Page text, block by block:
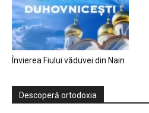
Învierea Fiului văduvei din Nain
Descoperă ortodoxia